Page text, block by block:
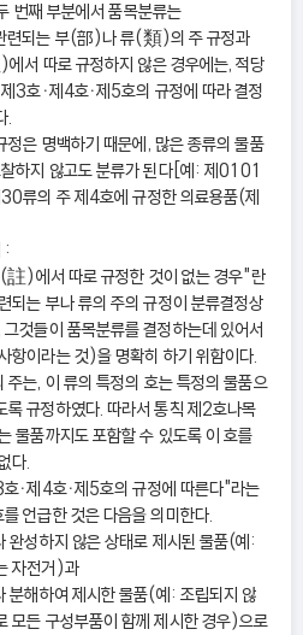
번째 부분에서 품목분류는
련되는 부(部)나 류(類)의 주 규정과
서 따로 규정하지 않은 경우에는, 적당
3호ㆍ제4호ㆍ제5호의 규정에 따라 결정
.
명백하기 때문에, 많은 종류의 물품
하지 않고도 분류가 된다[예: 제0101
류의 주 제4호에 규정한 의료용품(제
:
)에서 따로 규정한 것이 없는 경우"란
되는 부나 류의 주의 규정이 분류결정상
것들이 품목분류를 결정하는데 있어서
항이라는 것)을 명확히 하기 위함이다.
는, 이 류의 특정의 호는 특정의 물품으
록 규정하였다. 따라서 통칙 제2호나목
물품까지도 포함할 수 있도록 이 호를
다.
ㆍ제4호ㆍ제5호의 규정에 따른다"라는
언급한 것은 다음을 의미한다.
성하지 않은 상태로 제시된 물품(예:
자전거)과
해하여 제시한 물품(예: 조립되지 않
모든 구성부품이 함께 제시한 경우)으로